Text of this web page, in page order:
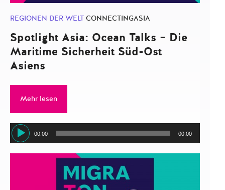
REGIONEN DER WELT CONNECTINGASIA
Spotlight Asia: Ocean Talks – Die
Maritime Sicherheit Süd-Ost
Asiens
Mehr lesen
Audio-
Player
00:00 00:00